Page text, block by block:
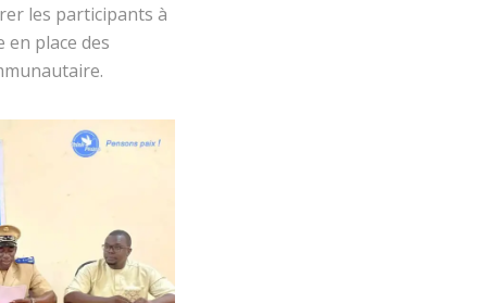
les participants à
en place des